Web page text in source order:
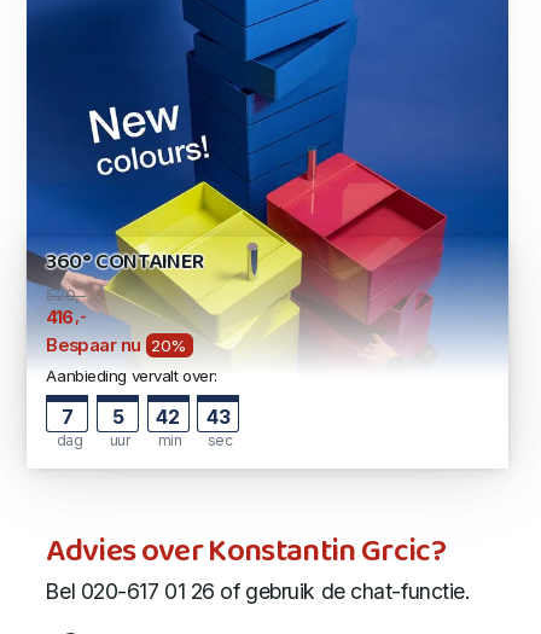
360° CONTAINER
520,-
416 ,-
Bespaar nu
20%
Aanbieding vervalt over:
7
dag
5
uur
42
min
42
sec
Advies over Konstantin Grcic?
Bel 020-617 01 26 of gebruik de chat-functie.